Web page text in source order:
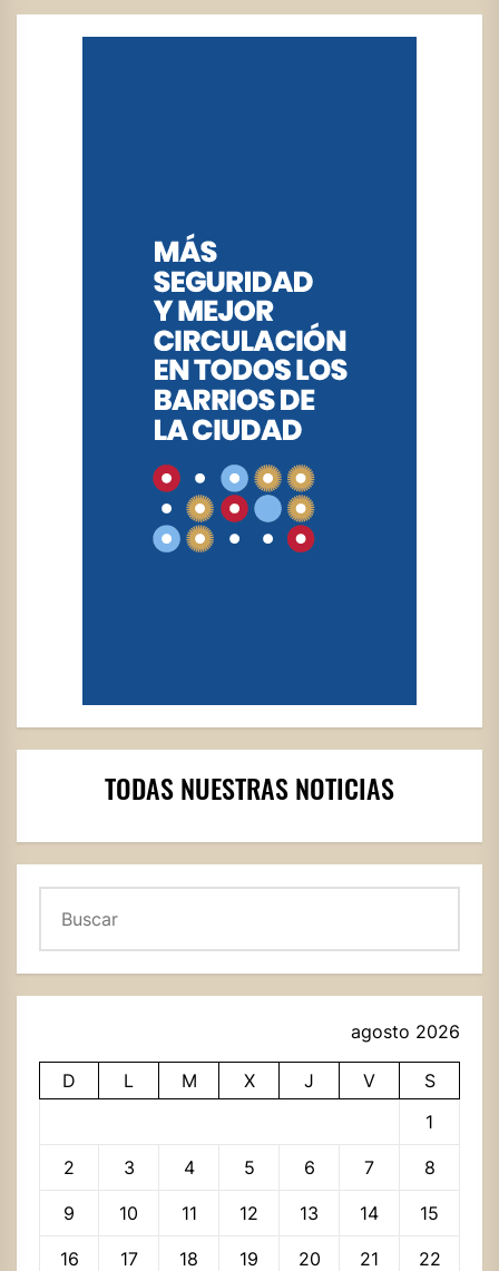
ENTRADAS
TODAS NUESTRAS NOTICIAS
agosto 2026
D L M X J V
S
1
2 3 4 5 6 7 8
9 10 11 12 13 14 15
16 17 18 19 20 21 22